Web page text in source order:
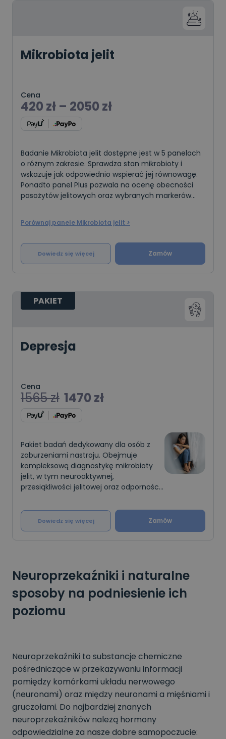
Mikrobiota jelit
Cena
420 zł – 2050 zł
Badanie Mikrobiota jelit dostępne jest w 5 panelach
o różnym zakresie. Sprawdza stan mikrobioty i
wskazuje jak odpowiednio wspierać jej równowagę.
Ponadto panel Plus pozwala na ocenę obecności
pasożytów jelitowych oraz wybranych markerów
Porównaj panele Mikrobiota jelit >
Dowiedz się więcej Zamów
PAKIET
Depresja
Cena
1565zł 1470 zł
Pakiet badań dedykowany dla osób z
zaburzeniami nastroju. Obejmuje
kompleksową diagnostykę mikrobioty
jelit, w tym neuroaktywnej,
przesiąkliwości jelitowej oraz odporności
Dowiedz się więcej Zamów
Neuroprzekaźniki i naturalne
sposoby na podniesienie ich
poziomu
Neuroprzekaźniki to substancje chemiczne
pośredniczące w przekazywaniu informacji
pomiędzy komórkami układu nerwowego
(neuronami) oraz między neuronami a mięśniami i
gruczołami. Do najbardziej znanych
neuroprzekaźników należą hormony
odpowiedzialne za nasze dobre samopoczucie: